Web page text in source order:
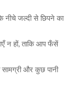
नीचे जल्दी से छिपने का
न हों, ताकि आप फँसें
सामग्री और कुछ पानी